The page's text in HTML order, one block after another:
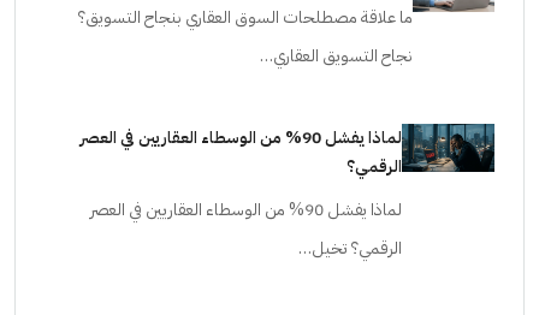
ما علاقة مصطلحات السوق العقاري بنجاح التسويق؟
نجاح التسويق العقاري…
لماذا يفشل 90% من الوسطاء العقاريين في العصر
الرقمي؟
لماذا يفشل 90% من الوسطاء العقاريين في العصر
الرقمي؟ تخيل…